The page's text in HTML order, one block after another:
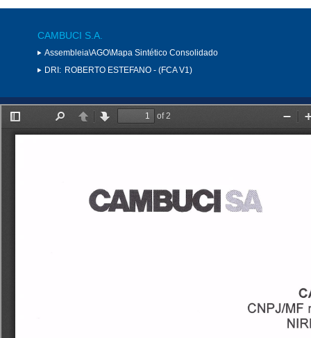
CAMBUCI S.A.
Assembleia\AGO\Mapa Sintético Consolidado
DRI: ROBERTO ESTEFANO - (FCA V1)